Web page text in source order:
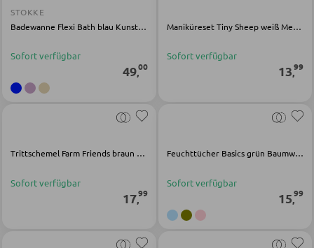
Eckbänke
Waschbecken und Armaturen
Badezimmerspiegel
STOKKE
Badewanne Flexi Bath blau Kunststoff
Sofort verfügbar
49,00
Maniküreset Tiny Sheep weiß Metall Kunststoff
Sofort verfügbar
13,99
Trittschemel Farm Friends braun Polypropylen
Sofort verfügbar
17,99
Feuchttücher Basics grün Baumwolle
Sofort verfügbar
15 ,99